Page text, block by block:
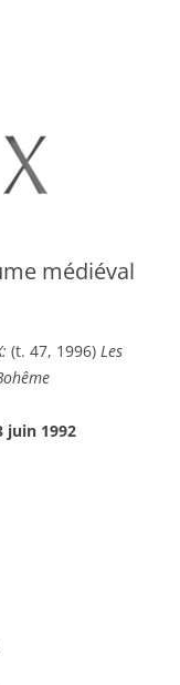
médiéval
(t. 47, 1996) Les
juin 1992